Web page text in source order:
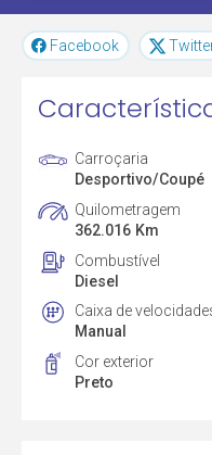
Facebook
Carroçaria
Desportivo/Coupé
Quilometragem
362.016 Km
Combustível
Diesel
Caixa de
Manual
Cor exterior
Preto